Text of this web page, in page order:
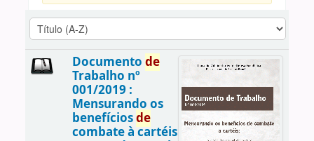
Documento de
Trabalho nº
001/2019 :
Mensurando os
benefíciosde
combate à cartéis